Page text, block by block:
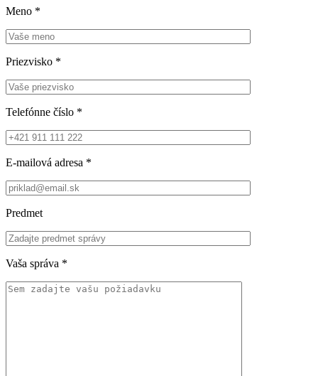
Meno *
Priezvisko *
Telefónne číslo *
E-mailová adresa *
Predmet
Vaša správa *